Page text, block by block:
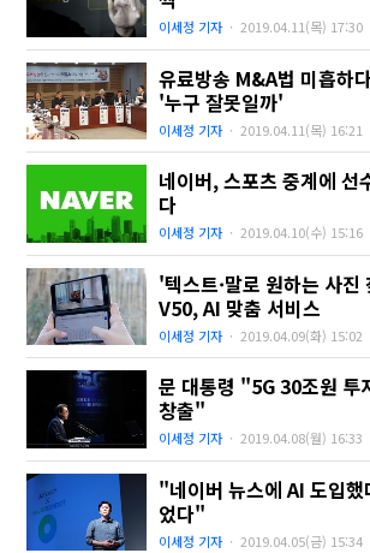
이세정 기자 · 2019.04.11(목) 17:30
유료방송 M&A법 미흡하
'누구 잘못일까'
이세정 기자 · 2019.04.11(목) 16:21
네이버, 스포츠 중계에 선
다
이세정 기자 · 2019.04.10(수) 15:16
'텍스트·말로 원하는 사
V50, AI 맞춤 서비스
이세정 기자 · 2019.04.09(화) 15:02
문 대통령 "5G 30조원 투
창출"
이세정 기자 · 2019.04.08(월) 16:33
"네이버 뉴스에 AI 도입했
었다"
이세정 기자 · 2019.04.05(금) 15:34